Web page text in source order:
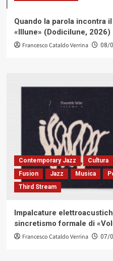
Quando la parola incontra
«Illune» (Dodicilune, 2026)
Francesco Cataldo Verrina 08/
Contemporary Jazz Cultura
Fusion
Jazz Musica
Third Stream
Impalcature
sincretismo formale di
Francesco Cataldo Verrina 07/